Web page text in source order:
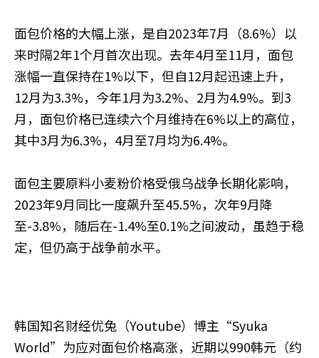
面包价格的大幅上涨，是自2023年7月（8.6%）以
来时隔2年1个月首次出现。去年4月至11月，面包
涨幅一直保持在1%以下，但自12月起迅速上升，
12月为3.3%，今年1月为3.2%、2月为4.9%。到3
月，面包价格已连续六个月维持在6%以上的高位，
其中3月为6.3%，4月至7月均为6.4%。
面包主要原料小麦粉价格受俄乌战争长期化影响，
2023年9月同比一度飙升至45.5%，次年9月降
至-3.8%，随后在-1.4%至0.1%之间波动，虽趋于稳
定，但仍高于战争前水平。
韩国知名财经优兔（Youtube）博主“Syuka
World”为应对面包价格高涨，近期以990韩元（约